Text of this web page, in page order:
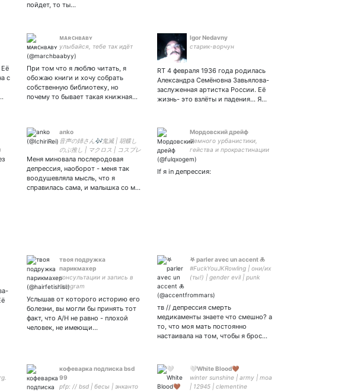
пойдет, то ты…
Её
с
ᴍᴀʀᴄʜʙᴀʙʏ
улыбайся, тебе так идёт
При том что я люблю читать, я
обожаю книги и хочу собрать
собственную библиотеку, но
почему то бывает такая книжная…
Igor Nedavny
старик-ворчун
RT 4 февраля 1936 года родилась
Александра Семёновна Завьялова-
заслуженная артистка России. Её
жизнь- это взлёты и падения… Я…
anko
音声の姉さん🎶鬼滅 | 胡蝶し
のぶ推し | マクロス | コスプレ
| 1児のママ👨‍👩‍👧 Русский дух в
стране самураев.
Звукорежиссер ТВ.
Непопулярные мнения.
Меня миновала послеродовая
депрессия, наоборот - меня так
воодушевляла мысль, что я
справилась сама, и малышка со м…
Мордовский дрейф
Немного урбанистики,
гейства и прокрастинации
от Господина Т
If я in депрессия:
твоя подружка
парикмахер
консультации и запись в
telegram
Услышав от которого историю его
болезни, вы могли бы принять тот
факт, что А/Н не равно - плохой
человек, не имеющи…
𖤐 parler avec un accent 🜏
#FuckYouJKRowling | они/их
(ты!) | gender evil | punk
тв // депрессия смерть
медикаменты знаете что смешно? а
то, что моя мать постоянно
настаивала на том, чтобы я брос…
кофеварка подписка bsd
99
pfp: // bsd | бесы | энканто
🤍White Blood🤎
winter sunshine | army | moa
| 12945 | clementine